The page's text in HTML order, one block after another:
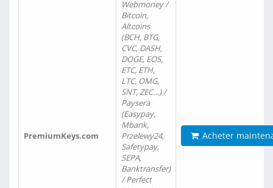
PremiumKeys.com
Webmoney /
Bitcoin,
Altcoins
(BCH, BTG,
CVC, DASH,
DOGE, EOS,
ETC, ETH,
LTC, OMG,
SNT, ZEC…) /
Paysera
(Easypay,
Mbank,
Przelewy24,
Safetypay,
SEPA,
Banktransfer)
/ Perfect
Acheter